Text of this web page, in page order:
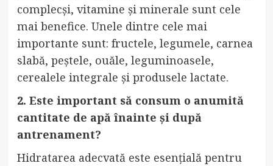
complecși, vitamine și minerale sunt cele
mai benefice. Unele dintre cele mai
importante sunt: fructele, legumele, carnea
slabă, peștele, ouăle, leguminoasele,
cerealele integrale și produsele lactate.
2. Este important să consum o anumită
cantitate de apă înainte și după
antrenament?
Hidratarea adecvată este esențială pentru